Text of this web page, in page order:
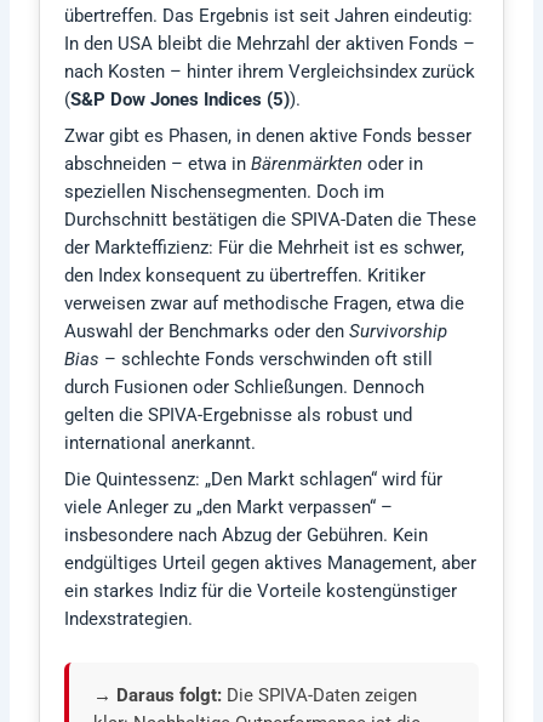
übertreffen. Das Ergebnis ist seit Jahren eindeutig:
In den USA bleibt die Mehrzahl der aktiven Fonds –
nach Kosten – hinter ihrem Vergleichsindex zurück
(S&P Dow Jones Indices (5)).
Zwar gibt es Phasen, in denen aktive Fonds besser
abschneiden – etwa inBärenmärkten oder in
speziellen Nischensegmenten. Doch im
Durchschnitt bestätigen die SPIVA-Daten die These
der Markteffizienz: Für die Mehrheit ist es schwer,
den Index konsequent zu übertreffen. Kritiker
verweisen zwar auf methodische Fragen, etwa die
Auswahl der Benchmarks oder denSurvivorship
Bias – schlechte Fonds verschwinden oft still
durch Fusionen oder Schließungen. Dennoch
gelten die SPIVA-Ergebnisse als robust und
international anerkannt.
Die Quintessenz: „Den Markt schlagen“ wird für
viele Anleger zu „den Markt verpassen“ –
insbesondere nach Abzug der Gebühren. Kein
endgültiges Urteil gegen aktives Management, aber
ein starkes Indiz für die Vorteile kostengünstiger
Indexstrategien.
→ Daraus folgt: Die SPIVA-Daten zeigen